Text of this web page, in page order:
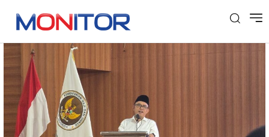
Tag: Disabilitas